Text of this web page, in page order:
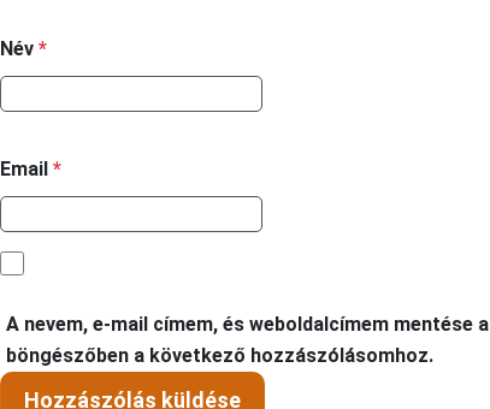
Név*
Email*
A nevem, e-mail címem, és weboldalcímem mentése a
böngészőben a következő hozzászólásomhoz.